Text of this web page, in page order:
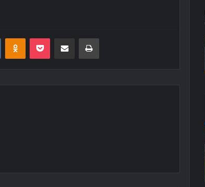
VKontakteOdnoklassniki
Pocket E-Posta ile paylaş Yazdır